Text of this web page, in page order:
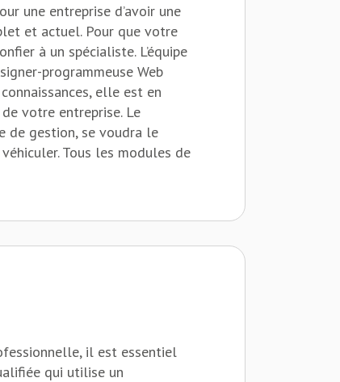
une entreprise d’avoir une
et actuel. Pour que votre
à un spécialiste. L’équipe
programmeuse Web
elle est en
votre entreprise. Le
de gestion, se voudra le
Tous les modules de
appareils fixes ou
il est essentiel
qui utilise un